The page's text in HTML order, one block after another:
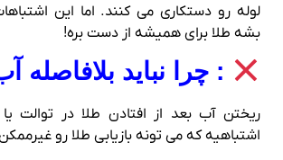
لوله رو دستکاری می‌ کنند. اما این
بشه طلا برای همیشه از دست بره!
: چرا نباید بلافاصله
ریختن آب بعد از افتادن طلا در توالت
اشتباهیه که می‌ تونه بازیابی طلا رو